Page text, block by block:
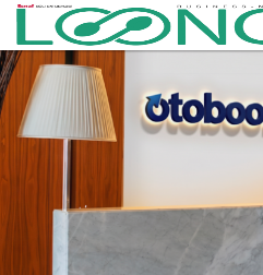
Modelini Hayata Geçirdi